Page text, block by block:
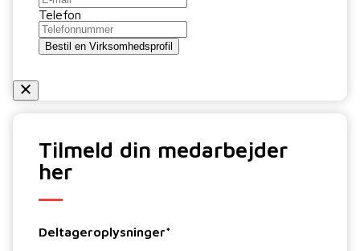
Telefon
Bestil en Virksomhedsprofil
Tilmeld din medarbejder
her
Deltageroplysninger*